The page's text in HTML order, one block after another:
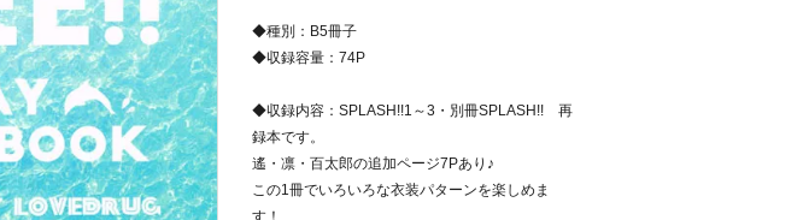
◆種別：B5冊子
◆収録容量：74P
◆収録内容：SPLASH!!1～3・別冊SPLASH!! 再
録本です。
遙・凛・百太郎の追加ページ7Pあり♪
この1冊でいろいろな衣装パターンを楽しめま
す！